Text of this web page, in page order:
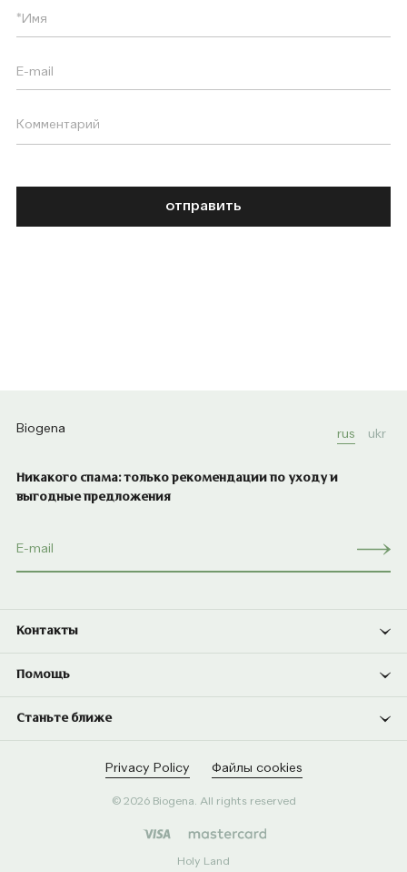
отправить
Biogena rus ukr
Никакого спама: только рекомендации по уходу и
выгодные предложения
Контакты
Помощь
Станьте ближе
Privacy Policy Файлы cookies
© 2026 Biogena. All rights reserved
Holy Land